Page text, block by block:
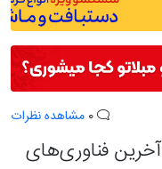
مشاهده نظرات
فناوری‌های